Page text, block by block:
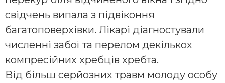
свідчень випала з підвіконня
багатоповерхівки. Лікарі діагностували
численні забої та перелом декількох
компресійних хребців хребта.
Від більш серйозних травм молоду особу